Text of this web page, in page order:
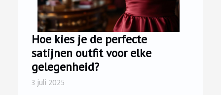
Hoe kies je de perfecte
satijnen outfit voor elke
gelegenheid?
3 juli 2025